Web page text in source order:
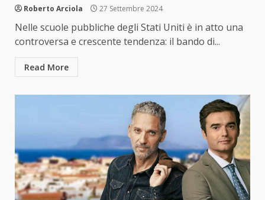
Roberto Arciola 27 Settembre 2024
Nelle scuole pubbliche degli Stati Uniti è in atto una
controversa e crescente tendenza: il bando di...
Read More